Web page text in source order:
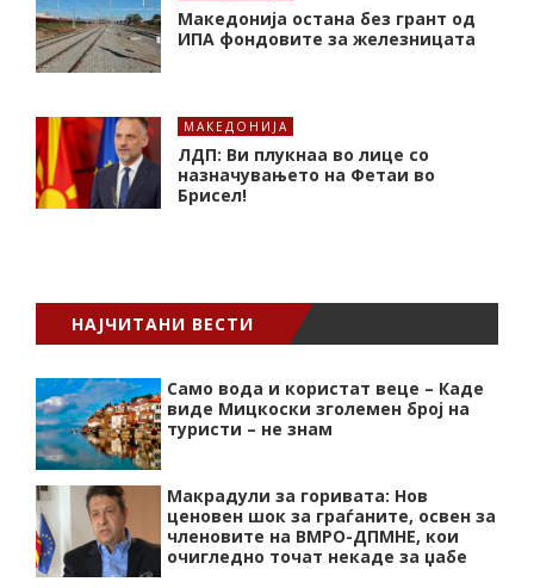
Македонија остана без грант од
ИПА фондовите за железницата
МАКЕДОНИЈА
ЛДП: Ви плукнаа во лице со
назначувањето на Фетаи во
Брисел!
НАЈЧИТАНИ ВЕСТИ
Само вода и користат веце – Каде
виде Мицкоски зголемен број на
туристи – не знам
Макрадули за горивата: Нов
ценовен шок за граѓаните, освен за
членовите на ВМРО-ДПМНЕ, кои
очигледно точат некаде за џабе